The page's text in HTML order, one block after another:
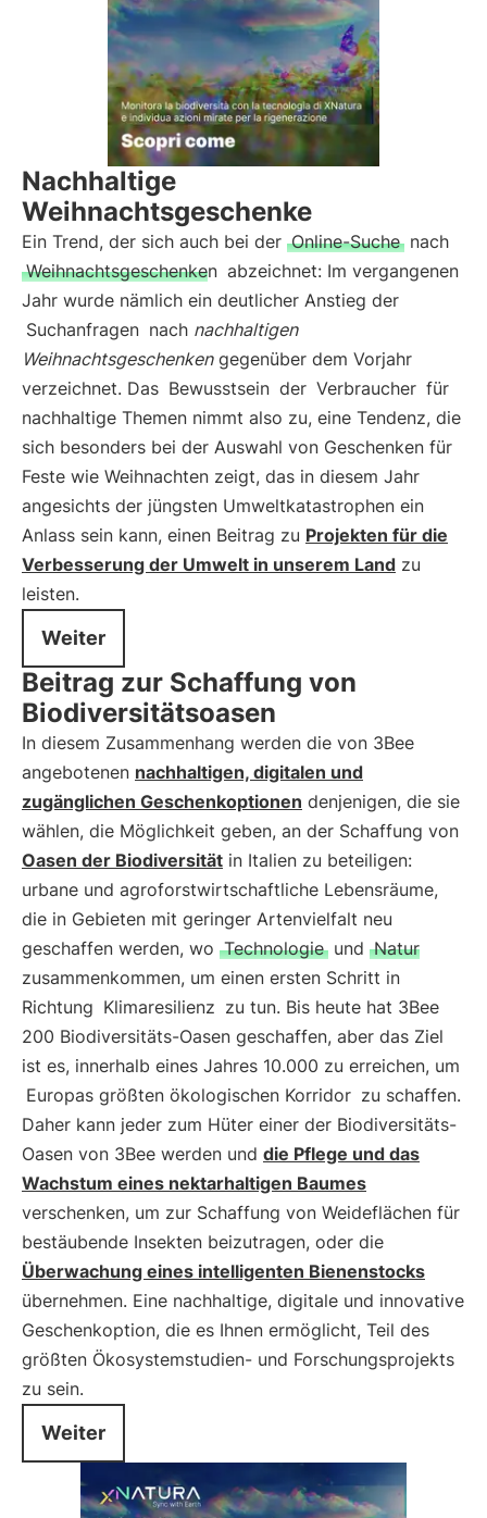
Nachhaltige
Weihnachtsgeschenke
Ein Trend, der sich auch bei der Online-Suche nach
Weihnachtsgeschenken abzeichnet: Im vergangenen
Jahr wurde nämlich ein deutlicher Anstieg der
Suchanfragen nach nachhaltigen
Weihnachtsgeschenkengegenüber dem Vorjahr
verzeichnet. Das Bewusstsein der Verbraucher für
nachhaltige Themen nimmt also zu, eine Tendenz, die
sich besonders bei der Auswahl von Geschenken für
Feste wie Weihnachten zeigt, das in diesem Jahr
angesichts der jüngsten Umweltkatastrophen ein
Anlass sein kann, einen Beitrag zu Projekten für die
Verbesserung der Umwelt in unserem Land zu
leisten.
Weiter
Beitrag zur Schaffung von
Biodiversitätsoasen
In diesem Zusammenhang werden die von 3Bee
angebotenen nachhaltigen, digitalen und
zugänglichen Geschenkoptionen denjenigen, die sie
wählen, die Möglichkeit geben, an der Schaffung von
Oasen der Biodiversität in Italien zu beteiligen:
urbane und agroforstwirtschaftliche Lebensräume,
die in Gebieten mit geringer Artenvielfalt neu
geschaffen werden, wo Technologie und Natur
zusammenkommen, um einen ersten Schritt in
Richtung Klimaresilienz zu tun. Bis heute hat 3Bee
200 Biodiversitäts-Oasen geschaffen, aber das Ziel
ist es, innerhalb eines Jahres 10.000 zu erreichen, um
Europas größten ökologischen Korridor zu schaffen.
Daher kann jeder zum Hüter einer der Biodiversitäts-
Oasen von 3Bee werden und die Pflege und das
Wachstum eines nektarhaltigen Baumes
verschenken, um zur Schaffung von Weideflächen für
bestäubende Insekten beizutragen, oder die
Überwachung eines intelligenten Bienenstocks
übernehmen. Eine nachhaltige, digitale und innovative
Geschenkoption, die es Ihnen ermöglicht, Teil des
größten Ökosystemstudien- und Forschungsprojekts
zu sein.
Weiter